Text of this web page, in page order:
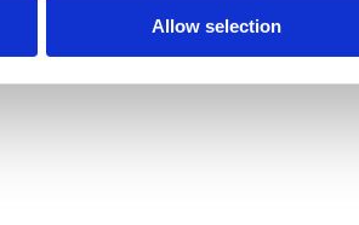
Allow selection